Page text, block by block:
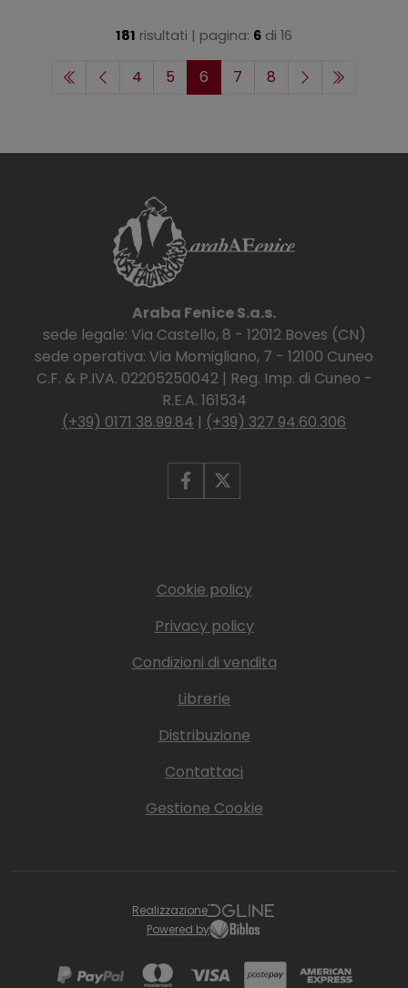
181 risultati | pagina: 6 di 16
4 5 6 7 8
Araba Fenice S.a.s.
sede legale: Via Castello, 8 - 12012 Boves (CN)
sede operativa: Via Momigliano, 7 - 12100 Cuneo
C.F. & P.IVA. 02205250042 | Reg. Imp. di Cuneo -
R.E.A. 161534
(+39) 0171 38.99.84 | (+39) 327 94.60.306
Cookie policy
Privacy policy
Condizioni di vendita
Librerie
Distribuzione
Contattaci
Gestione Cookie
Realizzazione
Powered by